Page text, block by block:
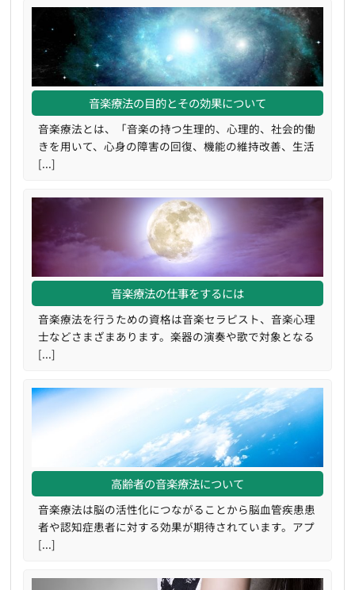
音楽療法の目的とその効果について
音楽療法とは、「音楽の持つ生理的、心理的、社会的働
きを用いて、心身の障害の回復、機能の維持改善、生活
[...]
音楽療法の仕事をするには
音楽療法を行うための資格は音楽セラピスト、音楽心理
士などさまざまあります。楽器の演奏や歌で対象となる
[...]
高齢者の音楽療法について
音楽療法は脳の活性化につながることから脳血管疾患患
者や認知症患者に対する効果が期待されています。アプ
[...]